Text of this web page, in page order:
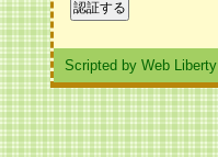
Scripted by Web Liberty